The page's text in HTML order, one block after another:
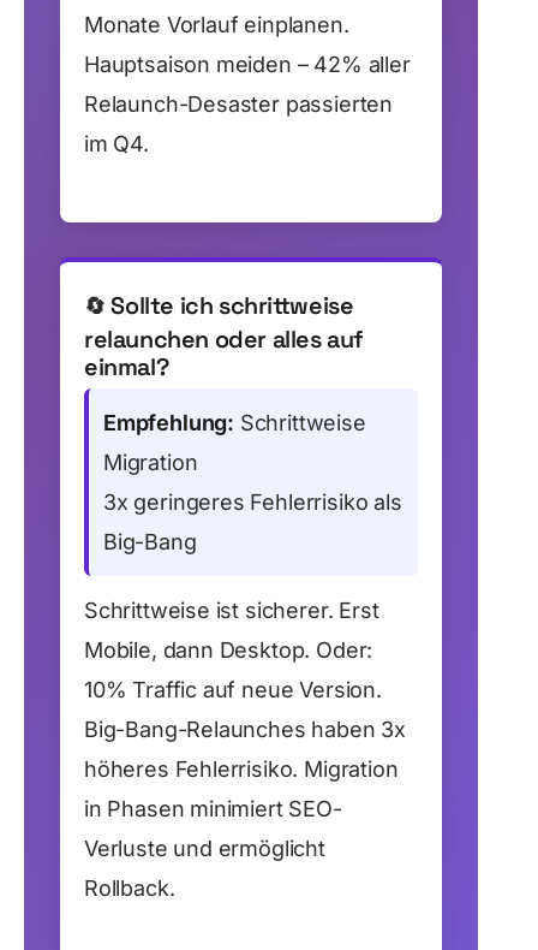
Monate Vorlauf einplanen.
Hauptsaison meiden – 42% aller
Relaunch-Desaster passierten
im Q4.
🔄 Sollte ich schrittweise
relaunchen oder alles auf
einmal?
Empfehlung: Schrittweise
Migration
3x geringeres Fehlerrisiko als
Big-Bang
Schrittweise ist sicherer. Erst
Mobile, dann Desktop. Oder:
10% Traffic auf neue Version.
Big-Bang-Relaunches haben 3x
höheres Fehlerrisiko. Migration
in Phasen minimiert SEO-
Verluste und ermöglicht
Rollback.